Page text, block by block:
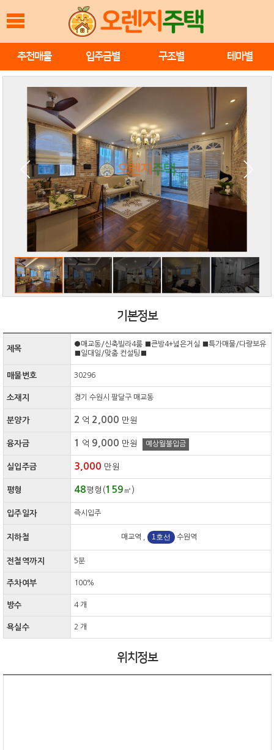
추천매물 입주금별 구조별 테마별
기본정보
제목
●매교동/신축빌라4룸 ■큰방4+넓은거실 ■특가매물/다량보유
■일대일/맞춤 컨설팅■
매물번호 30296
소재지 경기 수원시 팔달구 매교동
분양가 2 억 2,000 만원
융자금 1 억 9,000 만원 예상월불입금
실입주금 3,000 만원
평형 48평형(159 ㎡)
입주일자 즉시입주
지하철 매교역 , 1호선 수원역
전철역까지 5분
주차여부 100%
방수 4 개
욕실수 2 개
위치정보